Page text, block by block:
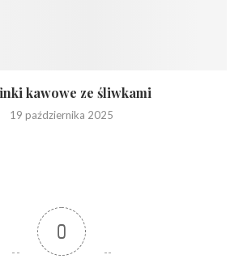
kawowe ze śliwkami
19 października 2025
0